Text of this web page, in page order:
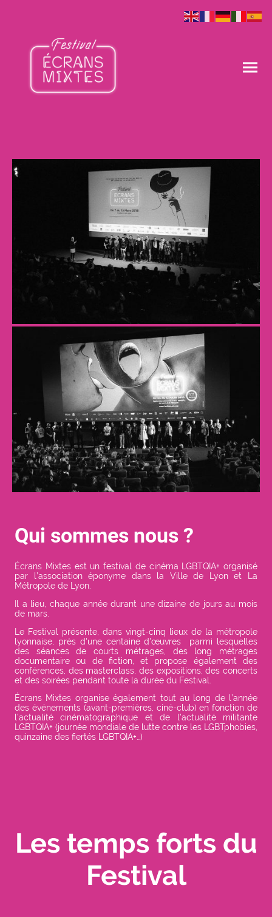
Qui sommes nous ?
Écrans Mixtes est un festival de cinéma LGBTQIA+ organisé
par l’association éponyme dans la Ville de Lyon et La
Métropole de Lyon.
Il a lieu, chaque année durant une dizaine de jours au mois
de mars.
Le Festival présente, dans vingt-cinq lieux de la métropole
lyonnaise, près d'une centaine d'œuvres parmi lesquelles
des séances de courts métrages, des long métrages
documentaire ou de fiction, et propose également des
conférences, des masterclass, des expositions, des concerts
et des soirées pendant toute la durée du Festival.
Écrans Mixtes organise également tout au long de l’année
des événements (avant-premières, ciné-club) en fonction de
l’actualité cinématographique et de l’actualité militante
LGBTQIA+ (journée mondiale de lutte contre les LGBTphobies,
quinzaine des fiertés LGBTQIA+…)
Les temps forts du
Festival